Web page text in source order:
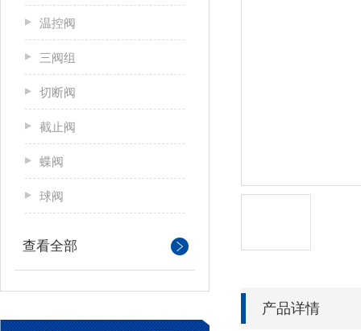
温控阀
三阀组
切断阀
截止阀
蝶阀
球阀
查看全部
产品详情